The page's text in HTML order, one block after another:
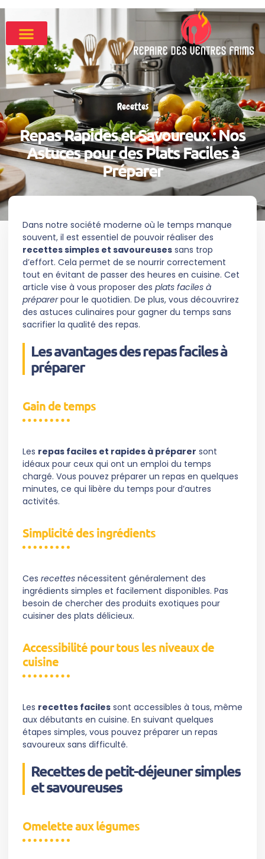
Recettes
Repas Rapides et Savoureux : Nos
Astuces pour des Plats Faciles à
Préparer
Dans notre société moderne où le temps manque
souvent, il est essentiel de pouvoir réaliser des
recettes simples et savoureuses sans trop
d’effort. Cela permet de se nourrir correctement
tout en évitant de passer des heures en cuisine. Cet
article vise à vous proposer des plats faciles à
préparerpour le quotidien. De plus, vous découvrirez
des astuces culinaires pour gagner du temps sans
sacrifier la qualité des repas.
Les avantages des repas faciles à
préparer
Gain de temps
Les repas faciles et rapides à préparer sont
idéaux pour ceux qui ont un emploi du temps
chargé. Vous pouvez préparer un repas en quelques
minutes, ce qui libère du temps pour d’autres
activités.
Simplicité des ingrédients
Ces recettes nécessitent généralement des
ingrédients simples et facilement disponibles. Pas
besoin de chercher des produits exotiques pour
cuisiner des plats délicieux.
Accessibilité pour tous les niveaux de
cuisine
Les recettes faciles sont accessibles à tous, même
aux débutants en cuisine. En suivant quelques
étapes simples, vous pouvez préparer un repas
savoureux sans difficulté.
Recettes de petit-déjeuner simples
et savoureuses
Omelette aux légumes